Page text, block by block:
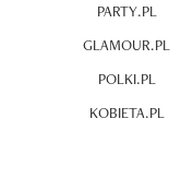
PARTY.PL
GLAMOUR.PL
POLKI.PL
KOBIETA.PL